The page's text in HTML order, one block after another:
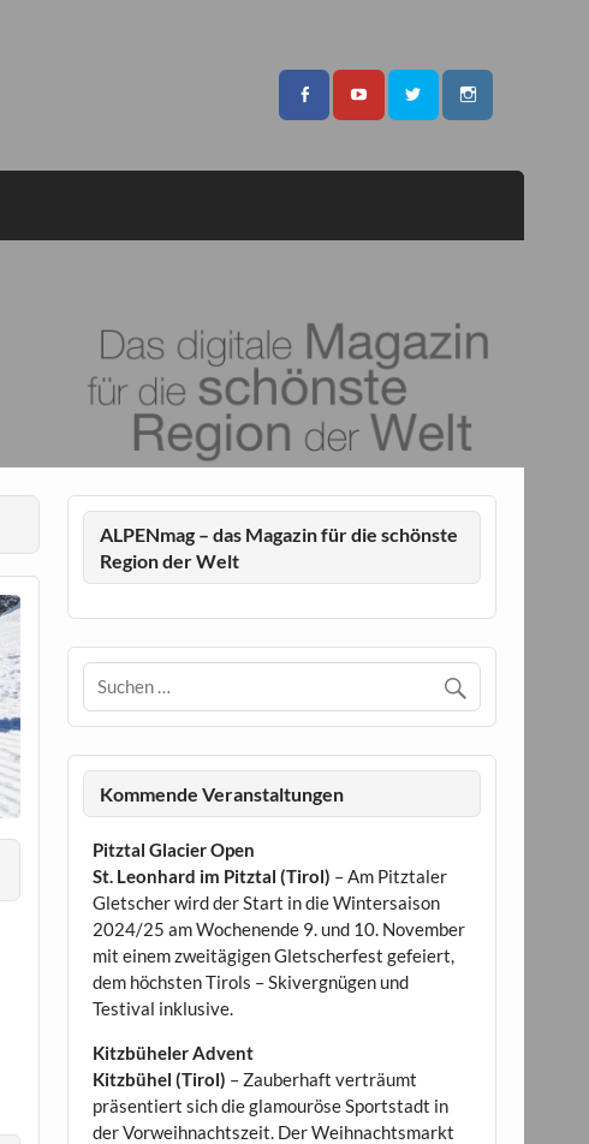
ALPENmag – das Magazin für die schönste
Region der Welt
Kommende Veranstaltungen
Pitztal Glacier Open
St. Leonhard im Pitztal (Tirol) – Am Pitztaler
Gletscher wird der Start in die Wintersaison
2024/25 am Wochenende 9. und 10. November
mit einem zweitägigen Gletscherfest gefeiert,
dem höchsten Tirols – Skivergnügen und
Testival inklusive.
Kitzbüheler Advent
Kitzbühel (Tirol) – Zauberhaft verträumt
präsentiert sich die glamouröse Sportstadt in
der Vorweihnachtszeit. Der Weihnachtsmarkt